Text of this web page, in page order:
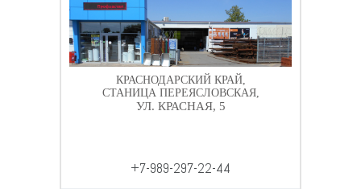
КРАСНОДАРСКИЙ КРАЙ,
СТАНИЦА ПЕРЕЯСЛОВСКАЯ,
УЛ. КРАСНАЯ, 5
+7-989-297-22-44